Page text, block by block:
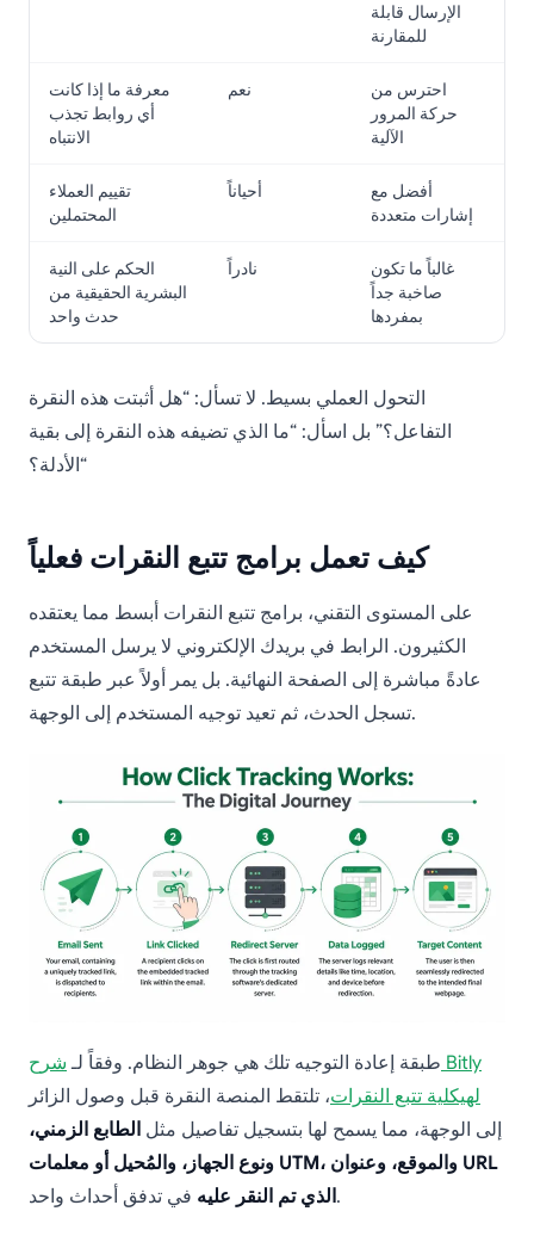
الإرسال قابلة
للمقارنة
معرفة ما إذا كانت
أي روابط تجذب
الانتباه
نعم
احترس من
حركة المرور
الآلية
تقييم العملاء
المحتملين
أحياناً
أفضل مع
إشارات متعددة
الحكم على النية
البشرية الحقيقية من
حدث واحد
نادراً
غالباً ما تكون
صاخبة جداً
بمفردها
التحول العملي بسيط. لا تسأل: “هل أثبتت هذه النقرة
التفاعل؟” بل اسأل: “ما الذي تضيفه هذه النقرة إلى بقية
الأدلة؟“
كيف تعمل برامج تتبع النقرات فعلياً
على المستوى التقني، برامج تتبع النقرات أبسط مما يعتقده
الكثيرون. الرابط في بريدك الإلكتروني لا يرسل المستخدم
عادةً مباشرة إلى الصفحة النهائية. بل يمر أولاً عبر طبقة تتبع
تسجل الحدث، ثم تعيد توجيه المستخدم إلى الوجهة.
طبقة إعادة التوجيه تلك هي جوهر النظام. وفقاً لـ شرح Bitly
لهيكلية تتبع النقرات، تلتقط المنصة النقرة قبل وصول الزائر
إلى الوجهة، مما يسمح لها بتسجيل تفاصيل مثل الطابع الزمني،
ونوع الجهاز، والمُحيل أو معلمات UTM، والموقع، وعنوان URL
الذي تم النقر عليهفي تدفق أحداث واحد.